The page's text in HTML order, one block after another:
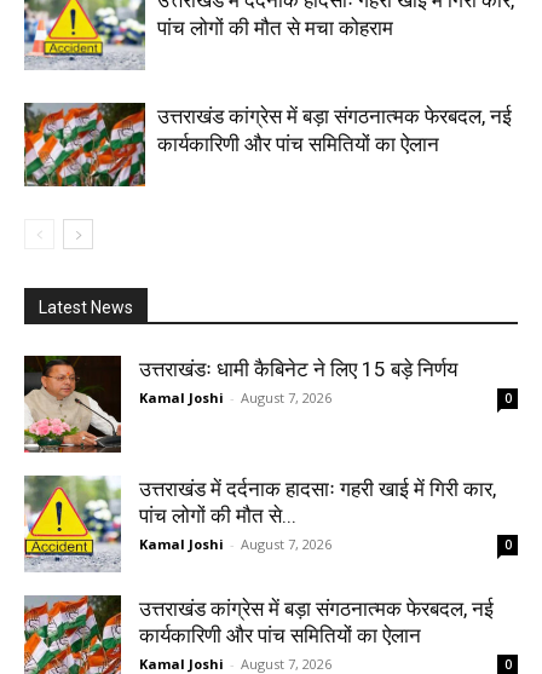
पांच लोगों की मौत से मचा कोहराम
उत्तराखंड कांग्रेस में बड़ा संगठनात्मक फेरबदल, नई
कार्यकारिणी और पांच समितियों का ऐलान
Latest News
उत्तराखंडः धामी कैबिनेट ने लिए 15 बड़े निर्णय
Kamal Joshi - August 7, 2026 0
उत्तराखंड में दर्दनाक हादसाः गहरी खाई में गिरी कार,
पांच लोगों की मौत से...
Kamal Joshi - August 7, 2026 0
उत्तराखंड कांग्रेस में बड़ा संगठनात्मक फेरबदल, नई
कार्यकारिणी और पांच समितियों का ऐलान
Kamal Joshi - August 7, 2026 0